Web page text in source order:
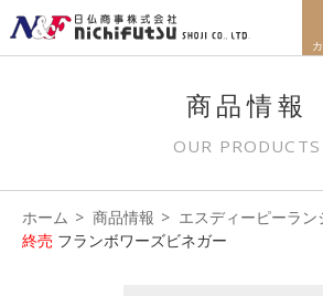
商品情報
OUR PRODUCTS
ホーム 商品情報
エスディーピーラン
終売 フランボワーズビネガー